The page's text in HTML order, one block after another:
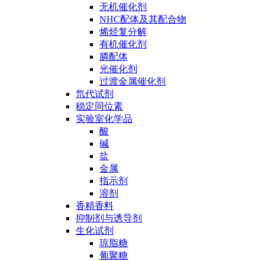
无机催化剂
NHC配体及其配合物
烯烃复分解
有机催化剂
膦配体
光催化剂
过渡金属催化剂
氘代试剂
稳定同位素
实验室化学品
酸
碱
盐
金属
指示剂
溶剂
香精香料
抑制剂与诱导剂
生化试剂
琼脂糖
葡聚糖